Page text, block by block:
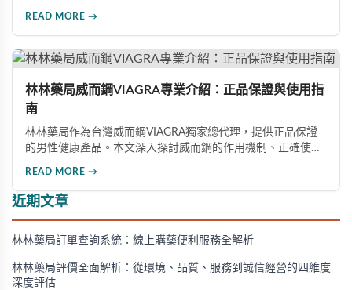
READ MORE →
林林藥局威而鋼VIAGRA專業介紹：正品保證與使用指
南
林林藥局作為台灣威而鋼VIAGRA獨家總代理，提供正品保證
的男性健康產品。本文深入探討威而鋼的作用機制、正確使用
擇。
READ MORE →
近期文章
林林藥局訂單查詢系統：線上購藥便利服務全解析
林林藥局評價全面解析：從環境、品質、服務到誠信經營的四維度
深度評估